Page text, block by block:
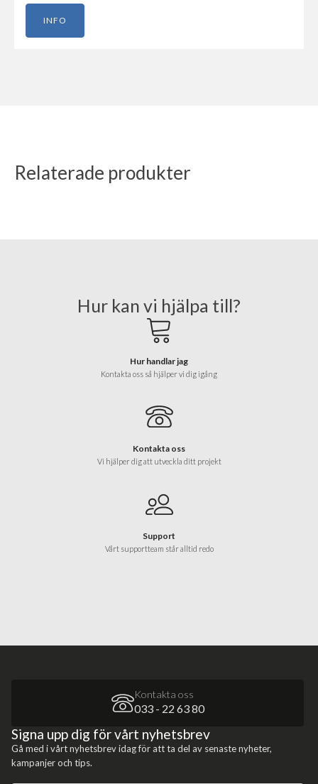
INFO
Relaterade produkter
Hur kan vi hjälpa till?
Hur handlar jag
Kontakta oss så hjälper vi dig igång
Kontakta oss
Vi hjälper dig att utveckla ditt projekt
Support
Vårt supportteam står alltid redo
Kontakta oss
033 - 22 63 80
Signa upp dig för vårt nyhetsbrev
Gå med i vårt nyhetsbrev idag för att ta del av senaste nyheter,
kampanjer och tips.